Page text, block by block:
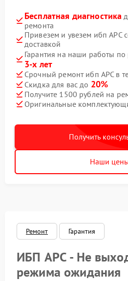
Бесплатная диагностика
ремонта
Привезем и увезем ибп APC
доставкой
Гарантия на наши работы
3-х лет
Срочный ремонт ибп APC в
Скидка для вас до 20%
Получите 1500 рублей на
Оригинальные
Получить
Наши
Ремонт Гарантия
ИБП APC - Не
режима ожидания